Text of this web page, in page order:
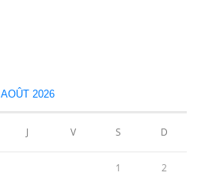
AOÛT 2026
J V S D
1 2